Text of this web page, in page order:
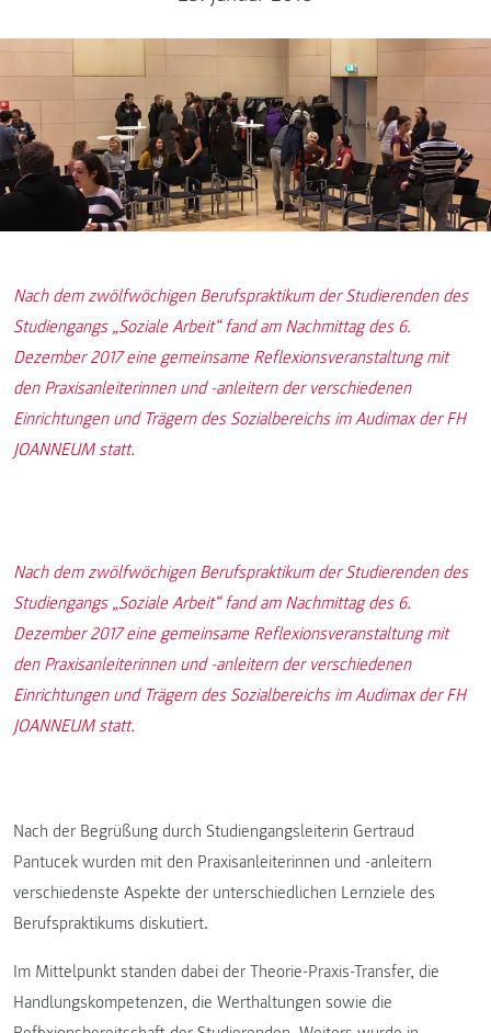
Nach dem zwölfwöchigen Berufspraktikum der Studierenden des
Studiengangs „Soziale Arbeit“ fand am Nachmittag des 6.
Dezember 2017 eine gemeinsame Reflexionsveranstaltung mit
den Praxisanleiterinnen und -anleitern der verschiedenen
Einrichtungen und Trägern des Sozialbereichs im Audimax der FH
JOANNEUM statt.
Nach dem zwölfwöchigen Berufspraktikum der Studierenden des
Studiengangs „Soziale Arbeit“ fand am Nachmittag des 6.
Dezember 2017 eine gemeinsame Reflexionsveranstaltung mit
den Praxisanleiterinnen und -anleitern der verschiedenen
Einrichtungen und Trägern des Sozialbereichs im Audimax der FH
JOANNEUM statt.
Nach der Begrüßung durch Studiengangsleiterin Gertraud
Pantucek wurden mit den Praxisanleiterinnen und -anleitern
verschiedenste Aspekte der unterschiedlichen Lernziele des
Berufspraktikums diskutiert.
Im Mittelpunkt standen dabei der Theorie-Praxis-Transfer, die
Handlungskompetenzen, die Werthaltungen sowie die